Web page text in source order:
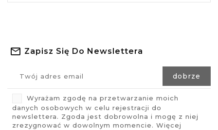
Zapisz Się Do Newslettera
Wyrażam zgodę na przetwarzanie moich
danych osobowych w celu rejestracji do
newslettera. Zgoda jest dobrowolna i mogę z niej
zrezygnować w dowolnym momencie. Więcej